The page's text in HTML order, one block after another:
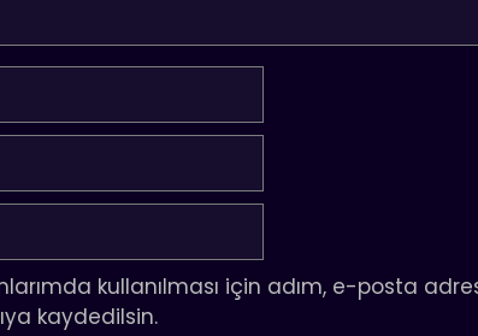
kullanılması için adım, e-posta
kaydedilsin.